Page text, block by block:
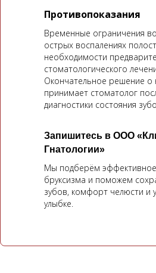
Мы подберём
бруксизма и поможем
зубов, комфорт челюсти и
улыбке.
Временные ограничения
острых воспалениях
необходимости
стоматологического
Окончательное решение о
принимает стоматолог
диагностики состояния
Противопоказания
Запишитесь в ООО
Гнатологии»